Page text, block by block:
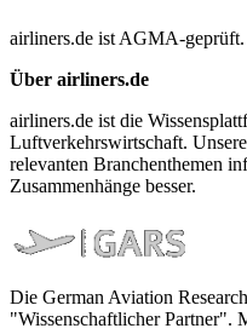
airliners.de ist AGMA-geprüft.
Über airliners.de
airliners.de ist die
Luftverkehrswirtschaft.
relevanten Branchenthemen
Zusammenhänge besser.
Die German Aviation
"Wissenschaftlicher Partner".